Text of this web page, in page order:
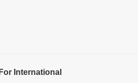
International